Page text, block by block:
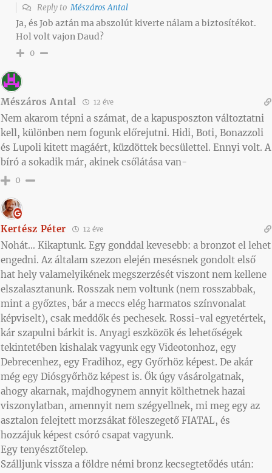
Reply toMészáros Antal
Ja, és Job aztán ma abszolút kiverte nálam a biztosítékot.
Hol volt vajon Daud?
0
Mészáros Antal 12 éve
Nem akarom tépni a számat, de a kapusposzton változtatni
kell, különben nem fogunk előrejutni. Hidi, Boti, Bonazzoli
és Lupoli kitett magáért, küzdöttek becsülettel. Ennyi volt. A
bíró a sokadik már, akinek csőlátása van-
0
Kertész Péter 12 éve
Nohát… Kikaptunk. Egy gonddal kevesebb: a bronzot el lehet
engedni. Az általam szezon elején mesésnek gondolt első
hat hely valamelyikének megszerzését viszont nem kellene
elszalasztanunk. Rosszak nem voltunk (nem rosszabbak,
mint a győztes, bár a meccs elég harmatos színvonalat
képviselt), csak meddők és pechesek. Rossi-val egyetértek,
kár szapulni bárkit is. Anyagi eszközök és lehetőségek
tekintetében kishalak vagyunk egy Videotonhoz, egy
Debrecenhez, egy Fradihoz, egy Győrhöz képest. De akár
még egy Diósgyőrhöz képest is. Ők úgy vásárolgatnak,
ahogy akarnak, majdhogynem annyit költhetnek hazai
viszonylatban, amennyit nem szégyellnek, mi meg egy az
asztalon felejtett morzsákat föleszegető FIATAL, és
hozzájuk képest csóró csapat vagyunk.
Egy tenyésztőtelep.
Szálljunk vissza a földre némi bronz kecsegtetődés után: